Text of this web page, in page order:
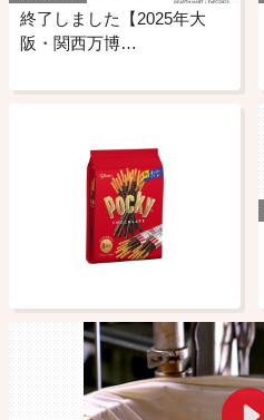
終了しました【2025年大
阪・関西万博…